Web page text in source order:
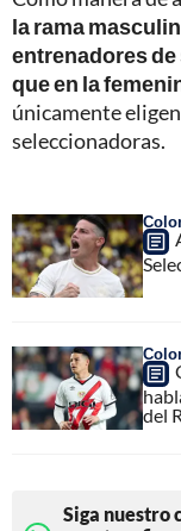
la rama
entrenadores
que en la
únicamente
seleccionadoras.
del
Siga nuestro